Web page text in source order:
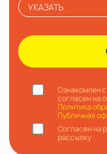
УКАЗАТЬ
Ознакомлен
согласен на
Политика
Публичная
Согласен на
рассылку